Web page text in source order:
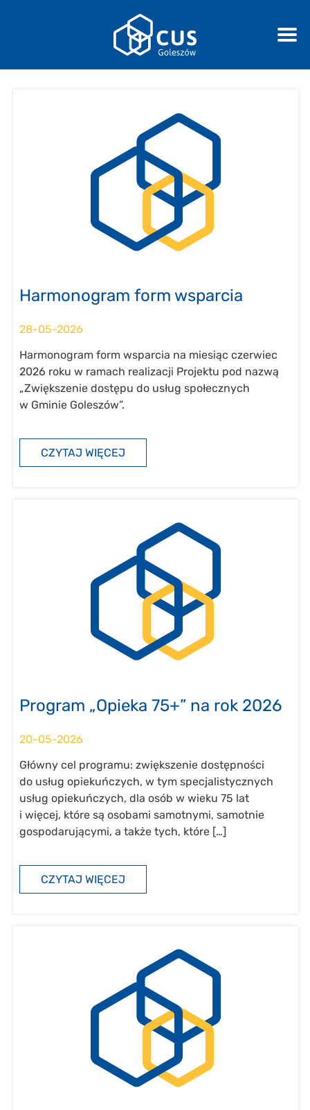
Harmonogram form wsparcia
28-05-2026
Harmonogram form wsparcia na miesiąc czerwiec
2026 roku w ramach realizacji Projektu pod nazwą
„Zwiększenie dostępu do usług społecznych
w Gminie Goleszów”.
CZYTAJ WIĘCEJ
Program „Opieka 75+” na rok 2026
20-05-2026
Główny cel programu: zwiększenie dostępności
do usług opiekuńczych, w tym specjalistycznych
usług opiekuńczych, dla osób w wieku 75 lat
i więcej, które są osobami samotnymi, samotnie
gospodarującymi, a także tych, które […]
CZYTAJ WIĘCEJ